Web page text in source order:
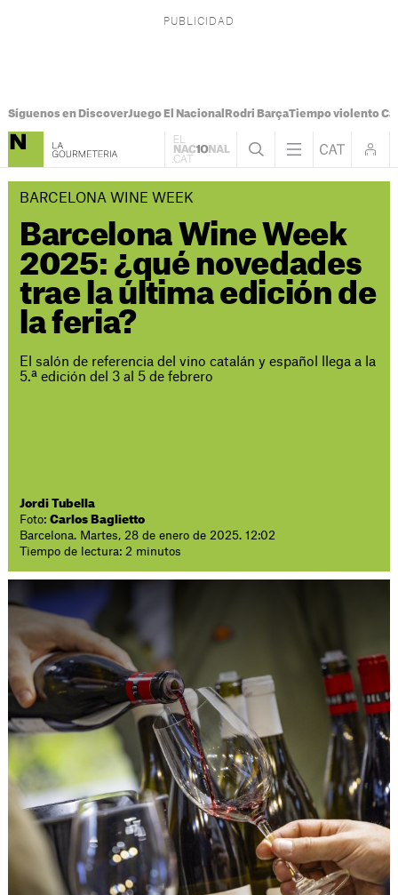
Síguenos en DiscoverJuego El Nacional Rodri BarçaTiempo violento
BARCELONA WINE WEEK
Barcelona Wine Week
2025: ¿qué novedades
trae la última edición de
la feria?
El salón de referencia del vino catalán y español llega a la
5.ª edición del 3 al 5 de febrero
Jordi Tubella
Foto:Carlos Baglietto
Barcelona. Martes, 28 de enero de 2025. 12:02
Tiempo de lectura: 2 minutos